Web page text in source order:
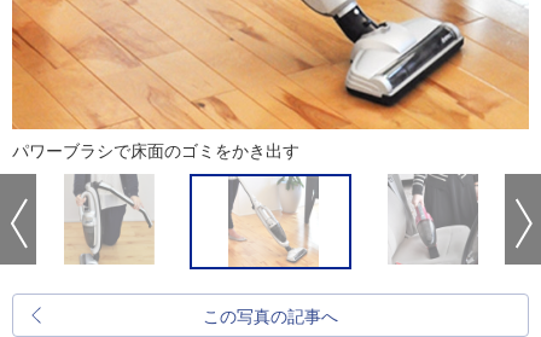
パワーブラシで床面のゴミをかき出す
この写真の記事へ